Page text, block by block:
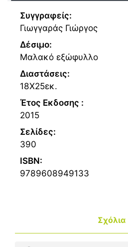
Συγγραφείς:
Γιωγγαράς Γιώργος
Δέσιμο:
Μαλακό εξώφυλλο
Διαστάσεις:
18Χ25εκ.
Έτος Εκδοσης :
2015
Σελίδες:
390
ISBN:
9789608949133
Σχόλια